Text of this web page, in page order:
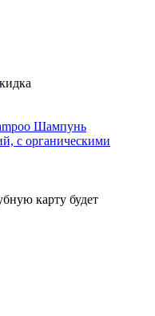
Шампунь
с органическими
карту будет